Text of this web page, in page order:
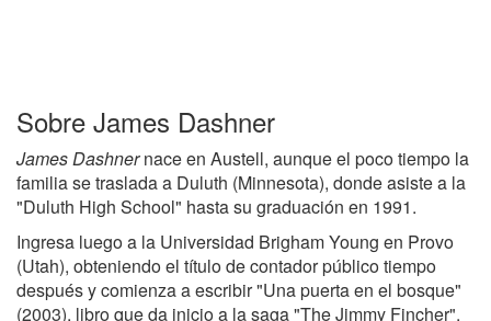
Sobre James Dashner
James Dashnernace en Austell, aunque el poco tiempo la
familia se traslada a Duluth (Minnesota), donde asiste a la
"Duluth High School" hasta su graduación en 1991.
Ingresa luego a la Universidad Brigham Young en Provo
(Utah), obteniendo el título de contador público tiempo
después y comienza a escribir "Una puerta en el bosque"
(2003), libro que da inicio a la saga "The Jimmy Fincher".